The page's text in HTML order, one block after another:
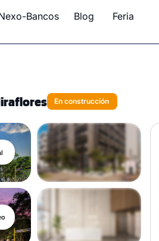
Bancos Blog Feria
En construcción